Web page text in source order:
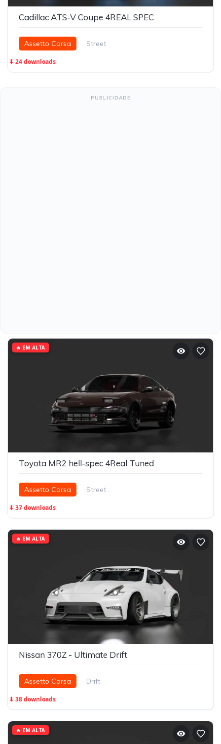
Cadillac ATS-V Coupe 4REAL SPEC
Assetto Corsa Street
⬇ 24 downloads
PUBLICIDADE
Toyota MR2 hell-spec 4Real Tuned
Assetto Corsa Street
⬇ 37 downloads
🔥 EM ALTA
Nissan 370Z - Ultimate Drift
Assetto Corsa Drift
⬇ 38 downloads
🔥 EM ALTA
🔥 EM ALTA